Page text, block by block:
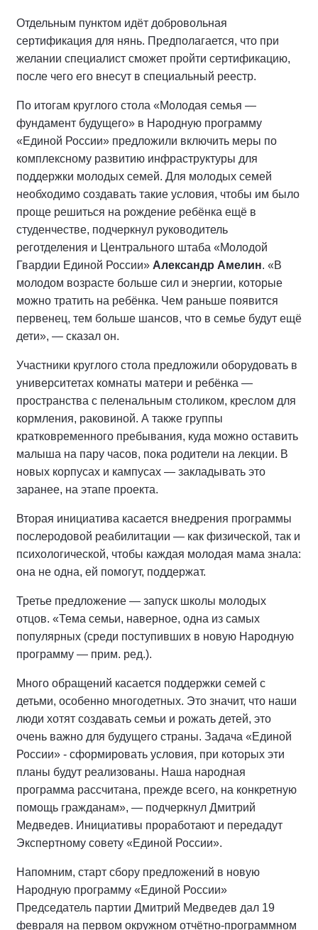
Отдельным пунктом идёт добровольная
сертификация для нянь. Предполагается, что при
желании специалист сможет пройти сертификацию,
после чего его внесут в специальный реестр.
По итогам круглого стола «Молодая семья —
фундамент будущего» в Народную программу
«Единой России» предложили включить меры по
комплексному развитию инфраструктуры для
поддержки молодых семей. Для молодых семей
необходимо создавать такие условия, чтобы им было
проще решиться на рождение ребёнка ещё в
студенчестве, подчеркнул руководитель
реготделения и Центрального штаба «Молодой
Гвардии Единой России» Александр Амелин. «В
молодом возрасте больше сил и энергии, которые
можно тратить на ребёнка. Чем раньше появится
первенец, тем больше шансов, что в семье будут ещё
дети», — сказал он.
Участники круглого стола предложили оборудовать в
университетах комнаты матери и ребёнка —
пространства с пеленальным столиком, креслом для
кормления, раковиной. А также группы
кратковременного пребывания, куда можно оставить
малыша на пару часов, пока родители на лекции. В
новых корпусах и кампусах — закладывать это
заранее, на этапе проекта.
Вторая инициатива касается внедрения программы
послеродовой реабилитации — как физической, так и
психологической, чтобы каждая молодая мама знала:
она не одна, ей помогут, поддержат.
Третье предложение — запуск школы молодых
отцов. «Тема семьи, наверное, одна из самых
популярных (среди поступивших в новую Народную
программу — прим. ред.).
Много обращений касается поддержки семей с
детьми, особенно многодетных. Это значит, что наши
люди хотят создавать семьи и рожать детей, это
очень важно для будущего страны. Задача «Единой
России» - сформировать условия, при которых эти
планы будут реализованы. Наша народная
программа рассчитана, прежде всего, на конкретную
помощь гражданам», — подчеркнул Дмитрий
Медведев. Инициативы проработают и передадут
Экспертному совету «Единой России».
Напомним, старт сбору предложений в новую
Народную программу «Единой России»
Председатель партии Дмитрий Медведев дал 19
февраля на первом окружном отчётно-программном